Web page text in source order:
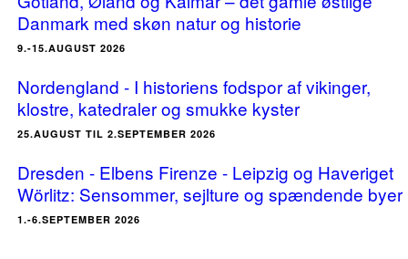
Danmark med skøn natur og historie
9.-15.AUGUST 2026
Nordengland - I historiens fodspor af vikinger,
klostre, katedraler og smukke kyster
25.AUGUST TIL 2.SEPTEMBER 2026
Dresden - Elbens Firenze - Leipzig og Haveriget
Wörlitz: Sensommer, sejlture og spændende byer
1.-6.SEPTEMBER 2026